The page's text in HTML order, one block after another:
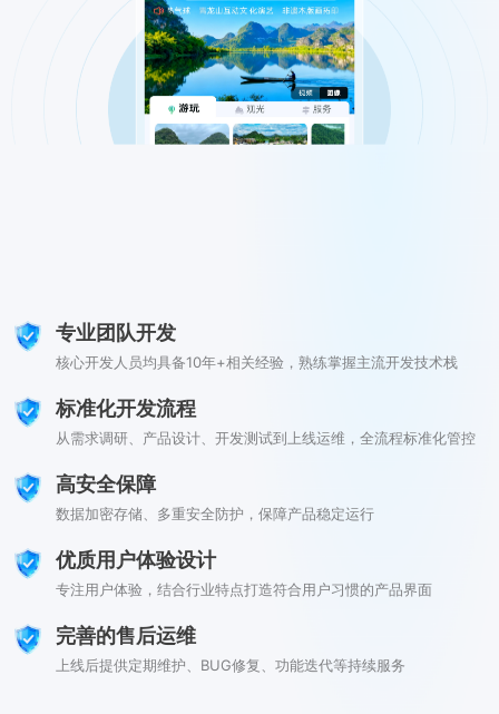
专业团队开发
核心开发人员均具备10年+相关经验，熟练掌握主流开发技术栈
标准化开发流程
从需求调研、产品设计、开发测试到上线运维，全流程标准化管控
高安全保障
数据加密存储、多重安全防护，保障产品稳定运行
优质用户体验设计
专注用户体验，结合行业特点打造符合用户习惯的产品界面
完善的售后运维
上线后提供定期维护、BUG修复、功能迭代等持续服务